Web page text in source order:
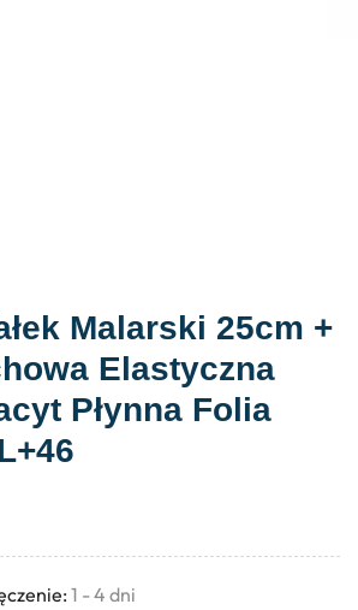
Malarski 25cm +
Elastyczna
Płynna Folia
1 - 4 dni